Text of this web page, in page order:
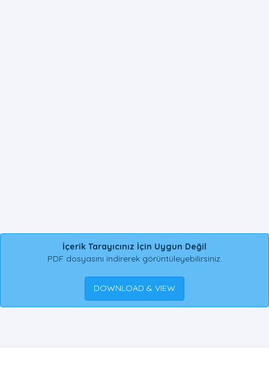
İçerik Tarayıcınız İçin Uygun Değil
PDF dosyasını indirerek görüntüleyebilirsiniz.
DOWNLOAD & VIEW